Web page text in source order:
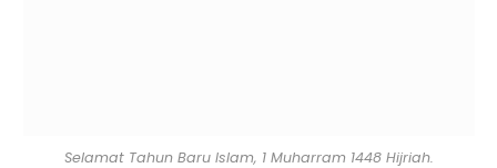
Selamat Tahun Baru Islam, 1 Muharram 1448 Hijriah.